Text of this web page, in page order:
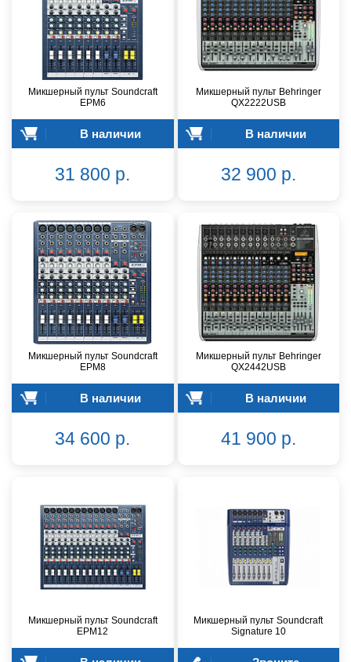
Микшерный пульт Soundcraft
EPM6
В наличии
31 800 р.
Микшерный пульт Behringer
QX2222USB
В наличии
32 900 р.
Микшерный пульт Soundcraft
EPM8
В наличии
34 600 р.
Микшерный пульт Behringer
QX2442USB
В наличии
41 900 р.
Микшерный пульт Soundcraft
EPM12
Микшерный пульт Soundcraft
Signature 10